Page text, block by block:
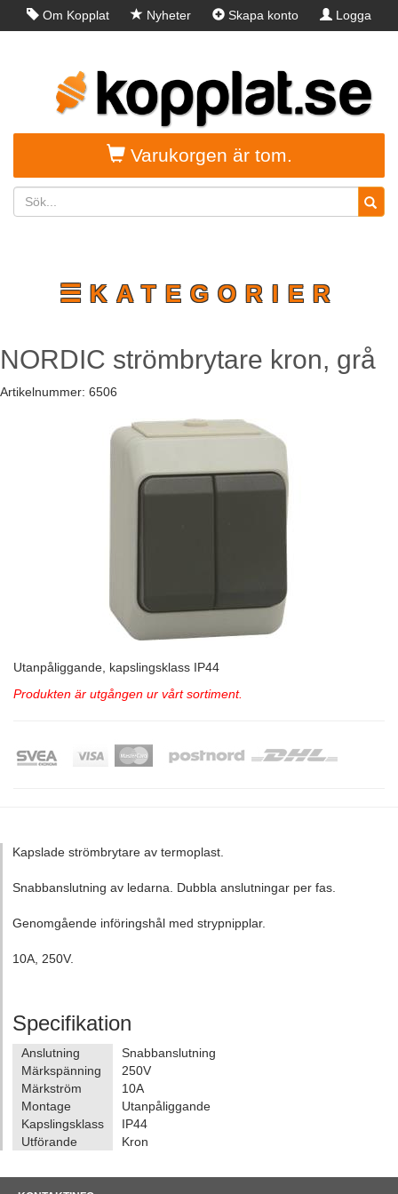
Om Kopplat Nyheter Skapa konto Logga
Varukorgen är tom.
☰KATEGORIER
NORDIC strömbrytare kron, grå
Artikelnummer: 6506
Utanpåliggande, kapslingsklass IP44
Produkten är utgången ur vårt sortiment.
Kapslade strömbrytare av termoplast.
Snabbanslutning av ledarna. Dubbla anslutningar per fas.
Genomgående införingshål med strypnipplar.
10A, 250V.
Specifikation
Anslutning
Snabbanslutning
Märkspänning
250V
Märkström
10A
Montage
Utanpåliggande
Kapslingsklass
IP44
Utförande
Kron